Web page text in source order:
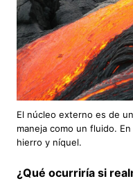
El núcleo externo es de
maneja como un fluido.
hierro y níquel.
¿Qué ocurriría si